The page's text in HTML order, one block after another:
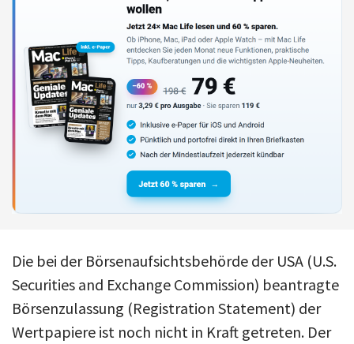
Die bei der Börsenaufsichtsbehörde der USA (U.S.
Securities and Exchange Commission) beantragte
Börsenzulassung (Registration Statement) der
Wertpapiere ist noch nicht in Kraft getreten. Der